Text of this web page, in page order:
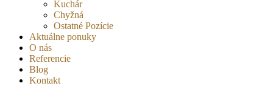
Kuchár
Chyžná
Ostatné Pozície
Aktuálne ponuky
O nás
Referencie
Blog
Kontakt